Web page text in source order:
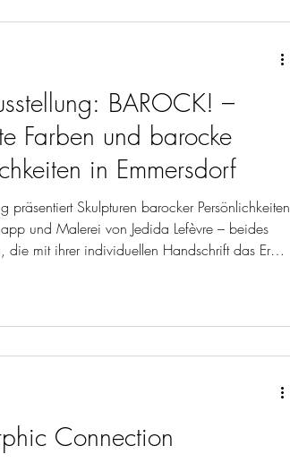
BAROCK! –
Farben und barocke
in Emmersdorf
präsentiert Skulpturen barocker Persönlichkeiten
und Malerei von Jedida Lefèvre – beides
die mit ihrer individuellen Handschrift das Erbe
Connection